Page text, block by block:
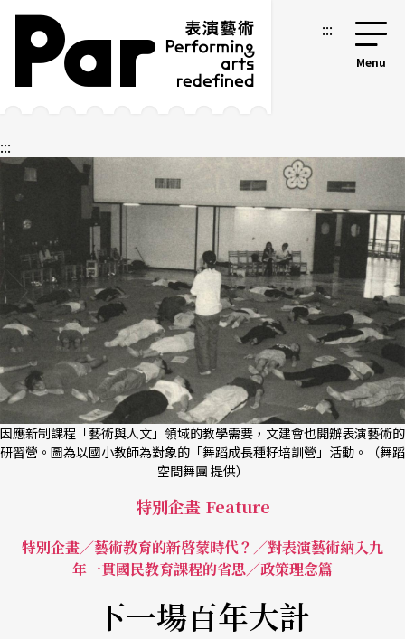
跳到主要內容區塊
網站導覽 :::
:::
因應新制課程「藝術與人文」領域的教學需要，文建會也開辦表演藝術的
研習營。圖為以國小教師為對象的「舞蹈成長種籽培訓營」活動。（舞蹈
空間舞團 提供）
特別企畫 Feature
特別企畫／藝術教育的新啓蒙時代？／對表演藝術納入九
年一貫國民教育課程的省思／政策理念篇
下一場百年大計